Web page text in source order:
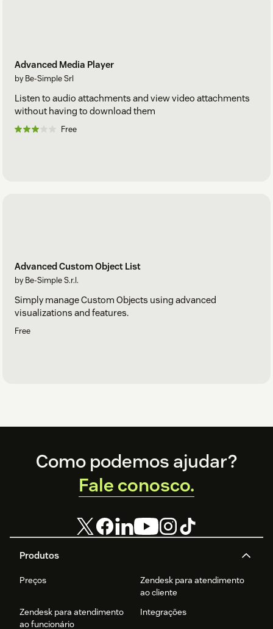
Advanced Media Player
by Be-Simple Srl
Listen to audio attachments and view video attachments
without having to download them
Free
Advanced Custom Object List
by Be-Simple S.r.l.
Simply manage Custom Objects using advanced
visualizations and features.
Free
Footer
Produtos
Preços
Zendesk para atendimento
ao cliente
Zendesk para atendimento
ao funcionário
Integrações
Como podemos ajudar?
Fale conosco.